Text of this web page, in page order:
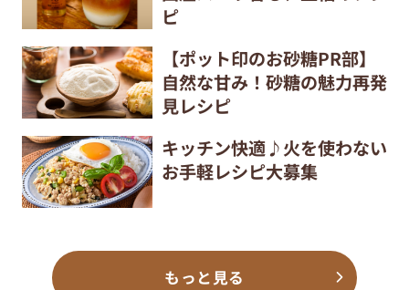
ピ
【ポット印のお砂糖PR部】
自然な甘み！砂糖の魅力再発
見レシピ
キッチン快適♪火を使わない
お手軽レシピ大募集
もっと見る